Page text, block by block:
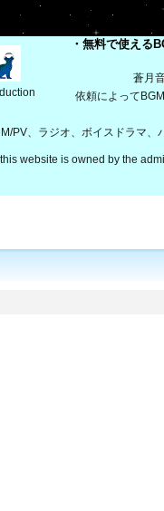
・無料で使える
蒼月
依頼によって
PV、ラジオ、ボイスドラマ
website is owned by the